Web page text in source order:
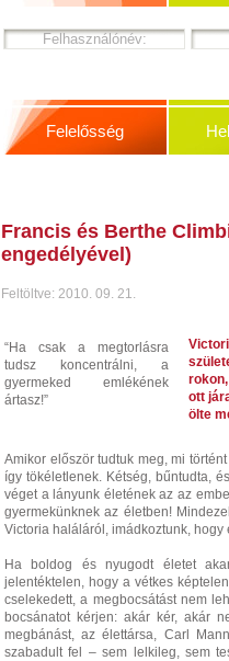
Felelősség
Francis és Berthe
engedélyével)
Feltöltve: 2010. 09. 21.
“Ha csak a megtorlásra
tudsz koncentrálni, a
gyermeked emlékének
ártasz!”
ott
ölte
Amikor először tudtuk meg, mi
így tökéletlenek. Kétség, bűntudta,
véget a lányunk életének az az
gyermekünknek az életben!
Victoria haláláról, imádkoztunk,
Ha boldog és nyugodt életet
jelentéktelen, hogy a vétkes
cselekedett, a megbocsátást nem
bocsánatot kérjen: akár kér, akár
megbánást, az élettársa, Carl
szabadult fel – sem lelkileg, sem